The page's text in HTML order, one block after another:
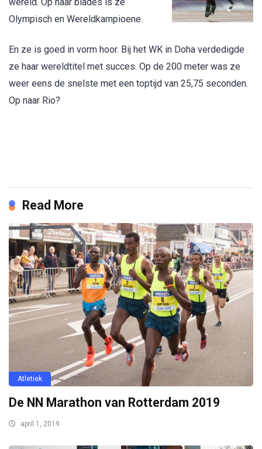
Olympisch en Wereldkampioene.
En ze is goed in vorm hoor. Bij het WK in Doha verdedigde
ze haar wereldtitel met succes. Op de 200 meter was ze
weer eens de snelste met een toptijd van 25,75 seconden.
Op naar Rio?
Read More
Atletiek
De NN Marathon van Rotterdam 2019
april 1, 2019